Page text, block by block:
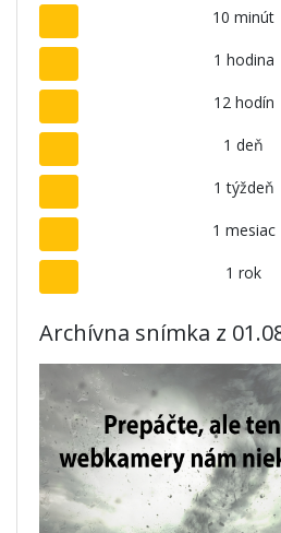
10 minút
1 hodina
12 hodín
1 deň
1 týždeň
1 mesiac
1 rok
Archívna snímka z